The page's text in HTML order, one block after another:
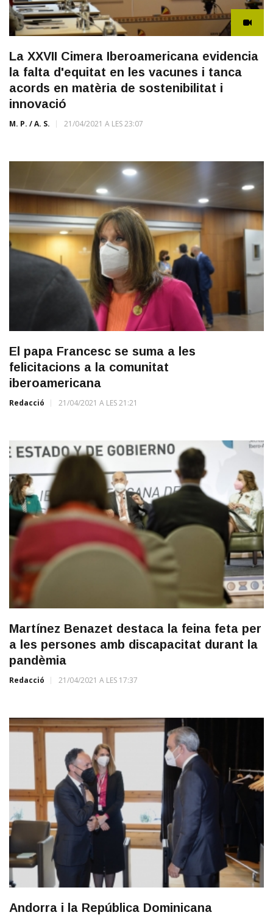
La XXVII Cimera Iberoamericana evidencia
la falta d'equitat en les vacunes i tanca
acords en matèria de sostenibilitat i
innovació
M. P. / A. S. 21/04/2021 A LES 23:07
El papa Francesc se suma a les
felicitacions a la comunitat
iberoamericana
Redacció 21/04/2021 A LES 21:21
Martínez Benazet destaca la feina feta per
a les persones amb discapacitat durant la
pandèmia
Redacció 21/04/2021 A LES 17:37
Andorra i la República Dominicana